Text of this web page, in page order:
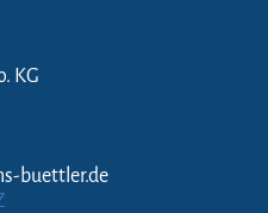
KG
buettler.de